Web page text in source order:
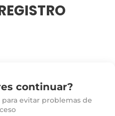
continuar?
evitar problemas de